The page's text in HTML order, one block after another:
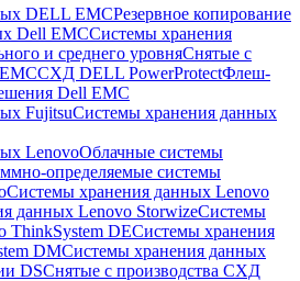
DELL EMCРезервное копирование
Dell EMCСистемы хранения
и среднего уровняСнятые с
СХД DELL PowerProtectФлеш-
Dell EMC
FujitsuСистемы хранения данных
LenovoОблачные системы
определяемые системы
Системы хранения данных Lenovo
данных Lenovo StorwizeСистемы
ThinkSystem DEСистемы хранения
DMСистемы хранения данных
DSСнятые с производства СХД